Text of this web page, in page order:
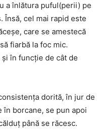
a înlătura puful(perii) pe
Însă, cel mai rapid este
care se amestecă
fiarbă la foc mic.
în funcție de cât de
dorită, în jur de
borcane, se pun apoi
până se răcesc.